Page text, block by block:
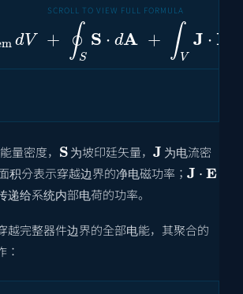
emdV+ ∮S S⋅dA+∫V
量密度， 为坡印廷矢量，
为电流密
积分表示穿越边界的净电磁功率；
J⋅E
递给系统内部电荷的功率。
越完整器件边界的全部电能，其聚合的
：